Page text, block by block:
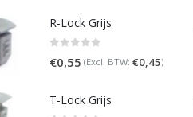
R-Lock Grijs
€0,55 (Excl. BTW: €0,45)
T-Lock Grijs